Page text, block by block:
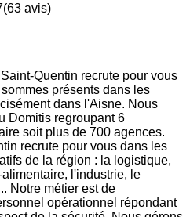
(63 avis)
Quentin recrute pour vous
présents dans les
dans l'Aisne. Nous
Domitis regroupant 6
soit plus de 700 agences.
recrute pour vous dans les
de la région : la logistique,
l'industrie, le
Notre métier est de
opérationnel répondant